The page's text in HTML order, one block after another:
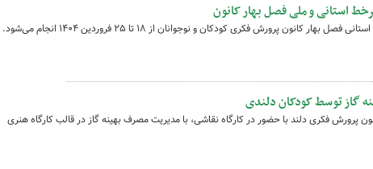
استانی و ملی فصل بهار کانون
کانون پرورش فکری کودکان و نوجوانان از ۱۸ تا ۲۵ فروردین ۱۴۰۴ انجام می‌شود.
گاز توسط کودکان دلندی
پرورش فکری دلند با حضور در کارگاه نقاشی، با مدیریت مصرف بهینه گاز در قالب کارگاه هنری